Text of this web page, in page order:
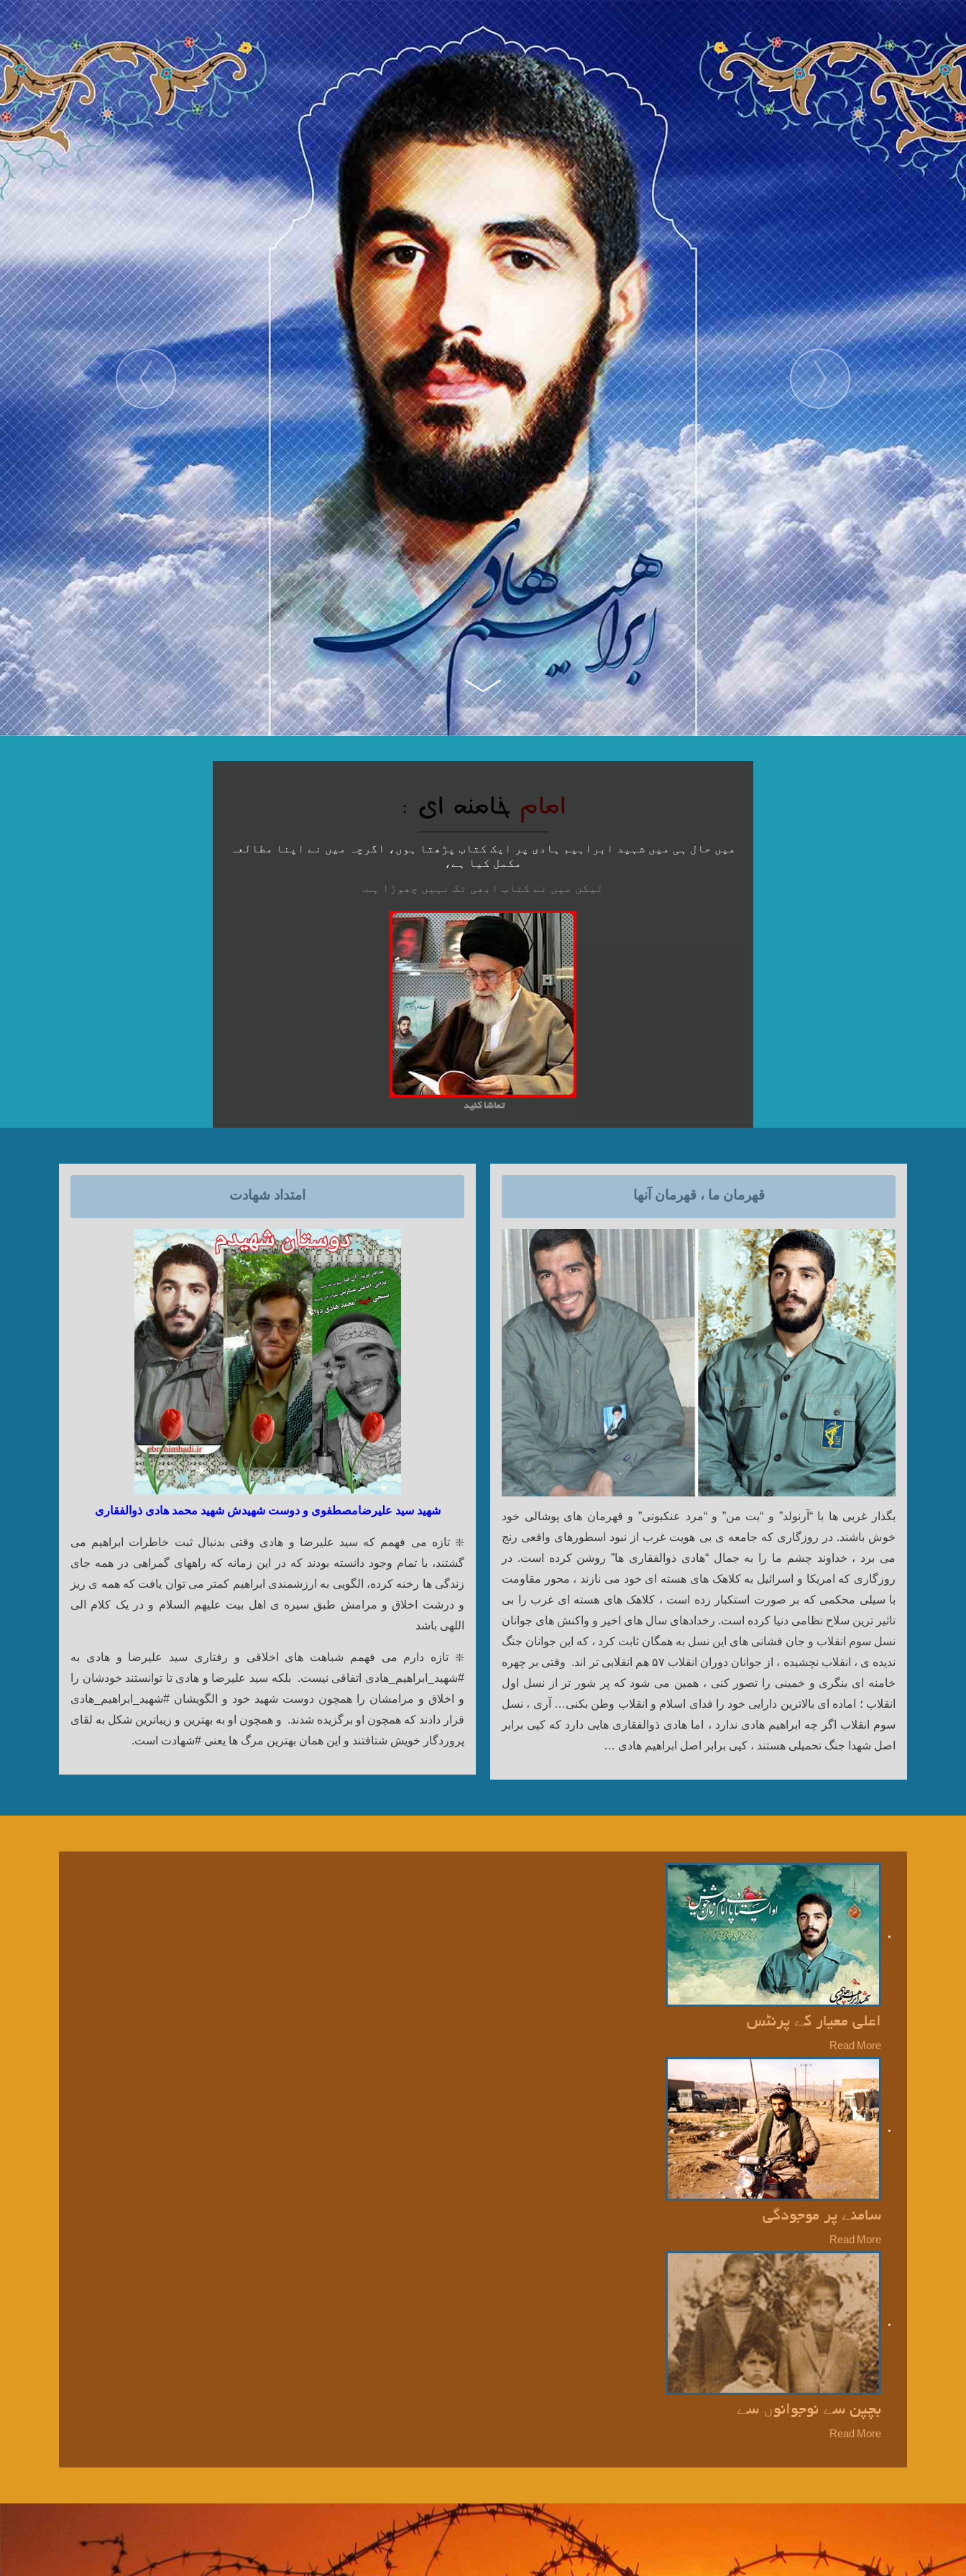
امام خامنه ای :
میں حال ہی میں شہید ابراہیم ہادی پر ایک کتاب پڑھتا ہوں، اگرچہ میں نے اپنا مطالعہ
مکمل کیا ہے،
لیکن میں نے کتاب ابھی تک نہیں چھوڑا ہے.
تماشا کنید
امتداد شهادت
شهید سید علیرضامصطفوی و دوست شهیدش شهید محمد هادی ذوالفقاری
❇️ تازه می فهمم که سید علیرضا و هادی وقتی بدنبال ثبت خاطرات ابراهیم می
گشتند، با تمام وجود دانسته بودند که در این زمانه که راههای گمراهی در همه جای
زندگی ها رخنه کرده، الگویی به ارزشمندی ابراهیم کمتر می توان یافت که همه ی ریز
و درشت اخلاق و مرامش طبق سیره ی اهل بیت علیهم السلام و در یک کلام الی
اللهی باشد
❇️ تازه دارم می فهمم شباهت های اخلاقی و رفتاری سید علیرضا و هادی به
#شهید_ابراهیم_هادی اتفاقی نیست. بلکه سید علیرضا و هادی تا توانستند خودشان را
و اخلاق و مرامشان را همچون دوست شهید خود و الگویشان #شهید_ابراهیم_هادی
قرار دادند که همچون او برگزیده شدند. و همچون او به بهترین و زیباترین شکل به لقای
پروردگار خویش شتافتند و این همان بهترین مرگ ها یعنی #شهادت است.
قهرمان ما ، قهرمان آنها
بگذار غربی ها با “آرنولد” و “بت من” و “مرد عنکبوتی” و قهرمان های پوشالی خود
خوش باشند. در روزگاری که جامعه ی بی هویت غرب از نبود اسطورهای واقعی رنج
می برد ، خداوند چشم ما را به جمال “هادی ذوالفقاری ها” روشن کرده است. در
روزگاری که امریکا و اسرائیل به کلاهک های هسته ای خود می نازند ، محور مقاومت
با سیلی محکمی که بر صورت استکبار زده است ، کلاهک های هسته ای غرب را بی
تاثیر ترین سلاح نظامی دنیا کرده است. رخدادهای سال های اخیر و واکنش های جوانان
نسل سوم انقلاب و جان فشانی های این نسل به همگان ثابت کرد ، که این جوانان جنگ
ندیده ی ، انقلاب نچشیده ، از جوانان دوران انقلاب ۵۷ هم انقلابی تر اند.
وقتی بر چهره
خامنه ای بنگری و خمینی را تصور کنی ، همین می شود که پر شور تر از نسل اول
انقلاب ؛ اماده ای بالاترین دارایی خود را فدای اسلام و انقلاب وطن بکنی…
آری ، نسل
سوم انقلاب اگر چه ابراهیم هادی ندارد ، اما هادی ذوالفقاری هایی دارد که کپی برابر
اصل شهدا جنگ تحمیلی هستند ، کپی برابر اصل ابراهیم هادی …
اعلی معیار کے پرنٹس
Read More
سامنے پر موجودگی
Read More
بچپن سے نوجوانوں سے
Read More